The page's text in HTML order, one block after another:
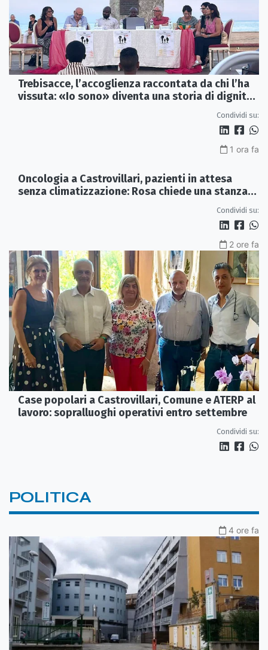
Trebisacce, l’accoglienza raccontata da chi l’ha
vissuta: «Io sono» diventa una storia di dignità
Condividi su:
1 ora fa
Oncologia a Castrovillari, pazienti in attesa
senza climatizzazione: Rosa chiede una stanza
Condividi su:
2 ore fa
Case popolari a Castrovillari, Comune e ATERP al
lavoro: sopralluoghi operativi entro settembre
Condividi su:
POLITICA
4 ore fa